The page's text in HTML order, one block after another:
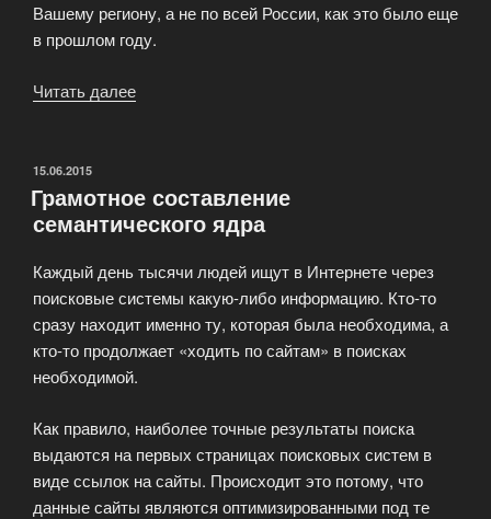
Вашему региону, а не по всей России, как это было еще
в прошлом году.
Читать далее
ОПУБЛИКОВАНО
15.06.2015
Грамотное составление
семантического ядра
Каждый день тысячи людей ищут в Интернете через
поисковые системы какую-либо информацию. Кто-то
сразу находит именно ту, которая была необходима, а
кто-то продолжает «ходить по сайтам» в поисках
необходимой.
Как правило, наиболее точные результаты поиска
выдаются на первых страницах поисковых систем в
виде ссылок на сайты. Происходит это потому, что
данные сайты являются оптимизированными под те